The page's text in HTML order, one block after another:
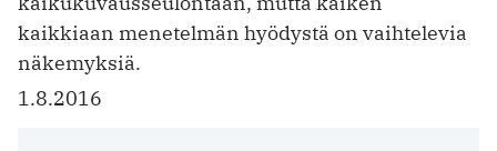
kaikkiaan menetelmän hyödystä on vaihtelevia
näkemyksiä.
1.8.2016